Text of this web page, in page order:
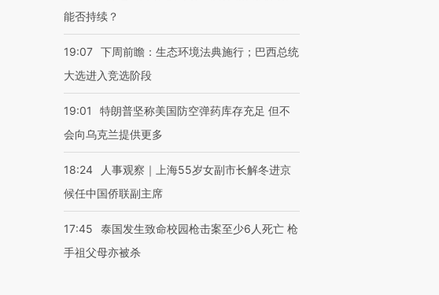
能否持续？
19:07 下周前瞻：生态环境法典施行；巴西总统
大选进入竞选阶段
19:01
特朗普坚称美国防空弹药库存充足 但不
会向乌克兰提供更多
18:24
人事观察｜上海55岁女副市长解冬进京
候任中国侨联副主席
17:45
泰国发生致命校园枪击案至少6人死亡 枪
手祖父母亦被杀